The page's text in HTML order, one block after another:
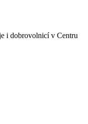
i dobrovolnicí v Centru